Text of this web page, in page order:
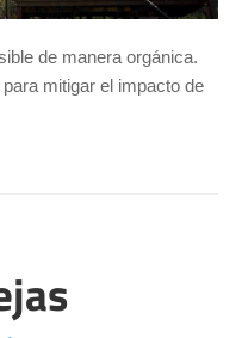
de manera orgánica.
mitigar el impacto de